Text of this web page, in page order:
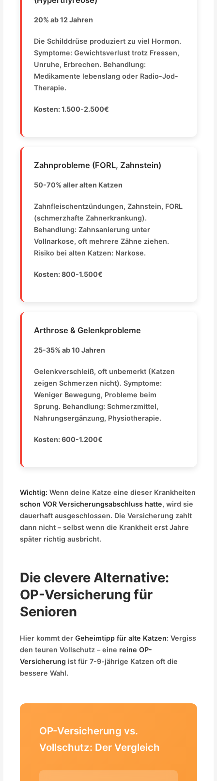
20% ab 12 Jahren
Die Schilddrüse produziert zu viel Hormon.
Symptome: Gewichtsverlust trotz Fressen,
Unruhe, Erbrechen. Behandlung:
Medikamente lebenslang oder Radio-Jod-
Therapie.
Kosten: 1.500-2.500€
Zahnprobleme (FORL, Zahnstein)
50-70% aller alten Katzen
Zahnfleischentzündungen, Zahnstein, FORL
(schmerzhafte Zahnerkrankung).
Behandlung: Zahnsanierung unter
Vollnarkose, oft mehrere Zähne ziehen.
Risiko bei alten Katzen: Narkose.
Kosten: 800-1.500€
Arthrose & Gelenkprobleme
25-35% ab 10 Jahren
Gelenkverschleiß, oft unbemerkt (Katzen
zeigen Schmerzen nicht). Symptome:
Weniger Bewegung, Probleme beim
Sprung. Behandlung: Schmerzmittel,
Nahrungsergänzung, Physiotherapie.
Kosten: 600-1.200€
Wichtig: Wenn deine Katze eine dieser Krankheiten
schon VOR Versicherungsabschluss hatte, wird sie
dauerhaft ausgeschlossen. Die Versicherung zahlt
dann nicht – selbst wenn die Krankheit erst Jahre
später richtig ausbricht.
Die clevere Alternative:
OP-Versicherung für
Senioren
Hier kommt derGeheimtipp für alte Katzen: Vergiss
den teuren Vollschutz – eine reine OP-
Versicherung ist für 7-9-jährige Katzen oft die
bessere Wahl.
OP-Versicherung vs.
Vollschutz: Der Vergleich